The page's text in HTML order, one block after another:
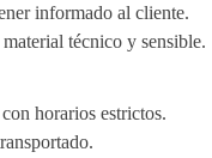
informado al cliente.
técnico y sensible.
horarios estrictos.